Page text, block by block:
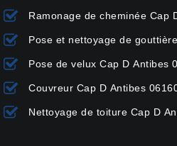
Ramonage de cheminée Cap
Pose et nettoyage de
Pose de velux Cap D Antibes
Couvreur Cap D Antibes
Nettoyage de toiture Cap D